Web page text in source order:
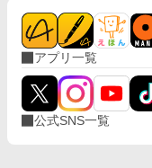
アプリ一覧
公式SNS一覧